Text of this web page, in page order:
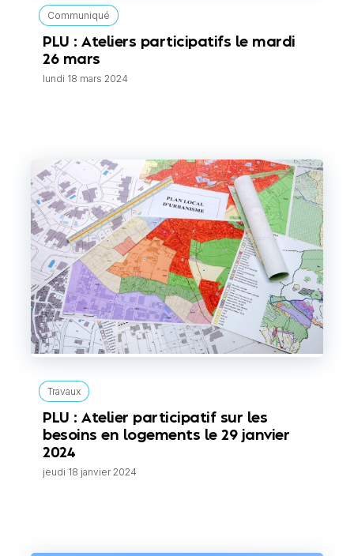
Communiqué
PLU : Ateliers participatifs le mardi
26 mars
lundi 18 mars 2024
Travaux
PLU : Atelier participatif sur les
besoins en logements le 29 janvier
2024
jeudi 18 janvier 2024